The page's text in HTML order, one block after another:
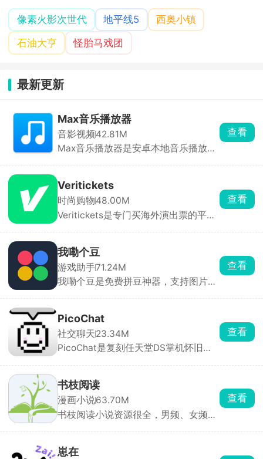
像素火影次世代 地平线5
西奥小镇
石油大亨
怪胎马戏团
最新更新
Max音乐播放器
音影视频42.81M
Max音乐播放器是安卓本地音乐播放
强、音质好。界面干净，无开屏、弹窗
与信息流广告，听歌无干扰。
查看
Veritickets
时尚购物48.00M
Veritickets是专门买海外演出票的平
方便。承诺假票 / 无法入场全额退款 +
赔票价，电子票直接存在APP里，现场
扫码进。适合经常看港澳台、日韩、欧
美演唱会，怕买到假票、嫌官方难抢的
查看
我嘞个豆
游戏助手71.24M
我嘞个豆是免费拼豆神器，支持图片AI
度、局部放大，大幅降低拼豆难度。可
手绘像素画、自动统计豆子用量、管理
库存。带灵感社区可浏览分享作品，是
拼豆爱好者必备工具。
查看
PicoChat
社交聊天23.34M
PicoChat是复刻任天堂DS掌机怀旧聊
emoji，能手写、涂鸦、插表情，还能
撤销、存收藏，和原版 PictoChat 一模
一样。
查看
书枝阅读
漫画小说63.70M
书枝阅读小说资源很全，男频、女频、
载和免费听书，还有书友社区，能一起
查看
崽在